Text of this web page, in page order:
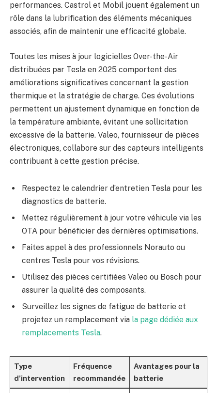
performances. Castrol et Mobil jouent également un
rôle dans la lubrification des éléments mécaniques
associés, afin de maintenir une efficacité globale.
Toutes les mises à jour logicielles Over-the-Air
distribuées par Tesla en 2025 comportent des
améliorations significatives concernant la gestion
thermique et la stratégie de charge. Ces évolutions
permettent un ajustement dynamique en fonction de
la température ambiante, évitant une sollicitation
excessive de la batterie. Valeo, fournisseur de pièces
électroniques, collabore sur des capteurs intelligents
contribuant à cette gestion précise.
Respectez le calendrier d’entretien Tesla pour les
diagnostics de batterie.
Mettez régulièrement à jour votre véhicule via les
OTA pour bénéficier des dernières optimisations.
Faites appel à des professionnels Norauto ou
centres Tesla pour vos révisions.
Utilisez des pièces certifiées Valeo ou Bosch pour
assurer la qualité des composants.
Surveillez les signes de fatigue de batterie et
projetez un remplacement via la page dédiée aux
remplacements Tesla.
Type
d’intervention
Fréquence
recommandée
Avantages pour la
batterie